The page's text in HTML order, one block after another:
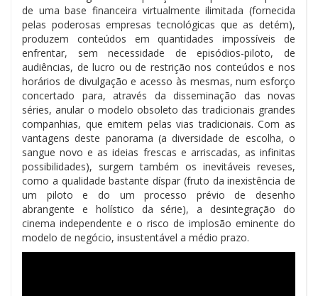
de uma base financeira virtualmente ilimitada (fornecida
pelas poderosas empresas tecnológicas que as detém),
produzem conteúdos em quantidades impossíveis de
enfrentar, sem necessidade de episódios-piloto, de
audiências, de lucro ou de restrição nos conteúdos e nos
horários de divulgação e acesso às mesmas, num esforço
concertado para, através da disseminação das novas
séries, anular o modelo obsoleto das tradicionais grandes
companhias, que emitem pelas vias tradicionais. Com as
vantagens deste panorama (a diversidade de escolha, o
sangue novo e as ideias frescas e arriscadas, as infinitas
possibilidades), surgem também os inevitáveis reveses,
como a qualidade bastante díspar (fruto da inexistência de
um piloto e do um processo prévio de desenho
abrangente e holístico da série), a desintegração do
cinema independente e o risco de implosão eminente do
modelo de negócio, insustentável a médio prazo.